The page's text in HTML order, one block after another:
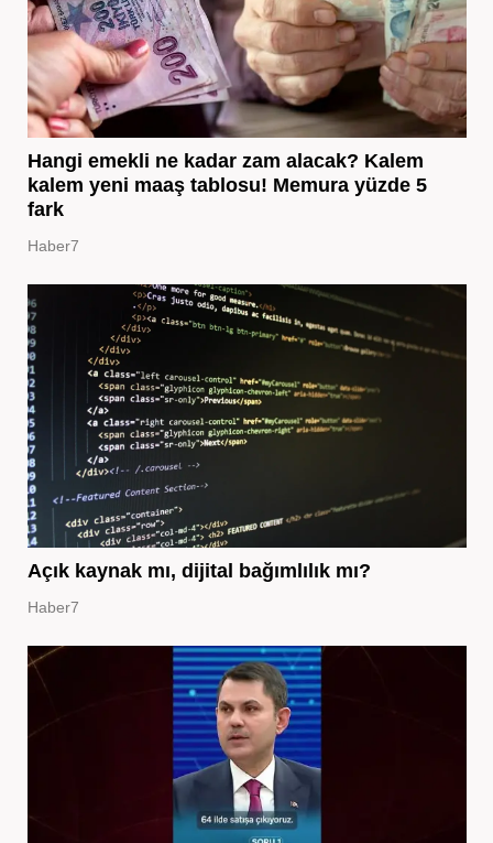
Hangi emekli ne kadar zam alacak? Kalem
kalem yeni maaş tablosu! Memura yüzde 5
fark
Haber7
Açık kaynak mı, dijital bağımlılık mı?
Haber7